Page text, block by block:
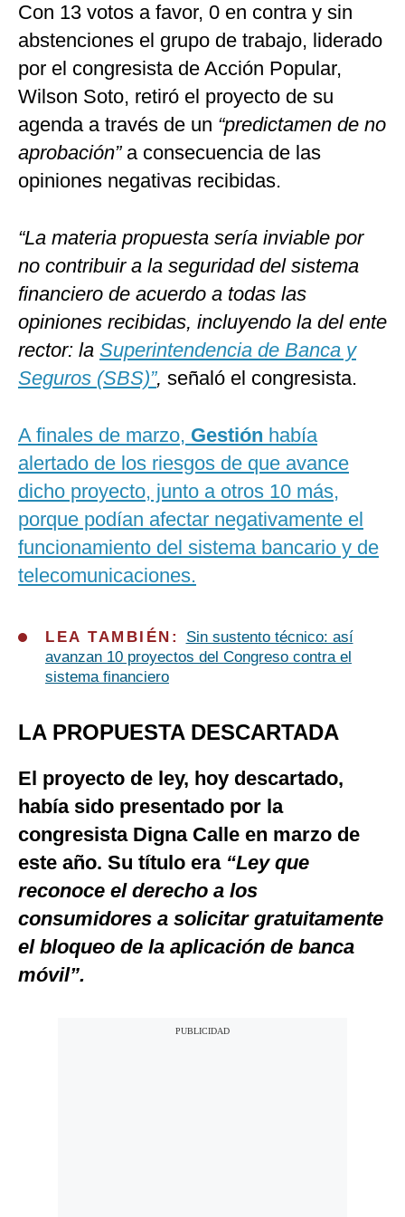
Con 13 votos a favor, 0 en contra y sin
abstenciones el grupo de trabajo, liderado
por el congresista de Acción Popular,
Wilson Soto, retiró el proyecto de su
agenda a través de un “predictamen de no
aprobación” a consecuencia de las
opiniones negativas recibidas.
“La materia propuesta sería inviable por
no contribuir a la seguridad del sistema
financiero de acuerdo a todas las
opiniones recibidas, incluyendo la del ente
rector: la Superintendencia de Banca y
Seguros (SBS)”, señaló el congresista.
A finales de marzo, Gestión había
alertado de los riesgos de que avance
dicho proyecto, junto a otros 10 más,
porque podían afectar negativamente el
funcionamiento del sistema bancario y de
telecomunicaciones.
LEA TAMBIÉN: Sin sustento técnico: así
avanzan 10 proyectos del Congreso contra el
sistema financiero
LA PROPUESTA DESCARTADA
El proyecto de ley, hoy descartado,
había sido presentado por la
congresista Digna Calle en marzo de
este año. Su título era “Ley que
reconoce el derecho a los
consumidores a solicitar gratuitamente
el bloqueo de la aplicación de banca
móvil”.